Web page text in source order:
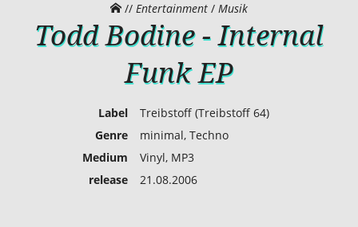
// Entertainment / Musik
Todd Bodine - Internal
Funk EP
Label
Treibstoff (Treibstoff 64)
Genre
minimal, Techno
Medium
Vinyl, MP3
release
21.08.2006